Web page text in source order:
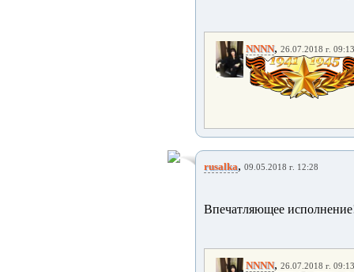
NNNN, 26.07.2018 г. 09:13
rusalka, 09.05.2018 г. 12:28
Впечатляющее
NNNN, 26.07.2018 г. 09:13